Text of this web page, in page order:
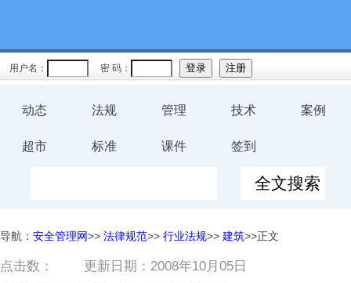
用户名： 密 码：
动态 法规 管理 技术 案例
超市 标准 课件 签到
导航： 安全管理网>> 法律规范>> 行业法规>> 建筑>>正文
点击数： 更新日期：2008年10月05日